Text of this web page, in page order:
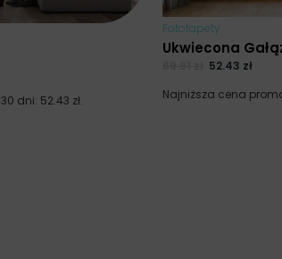
dni: 52.43 zł.
Fototapety
Ukwiecona
52.43 zł
Najniższa cena